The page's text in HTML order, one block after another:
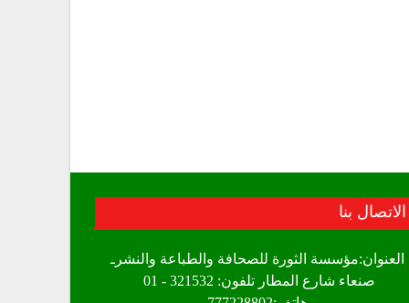
الاتصال بنا
العنوان:مؤسسة الثورة للصحافة والطباعة والنشرـ